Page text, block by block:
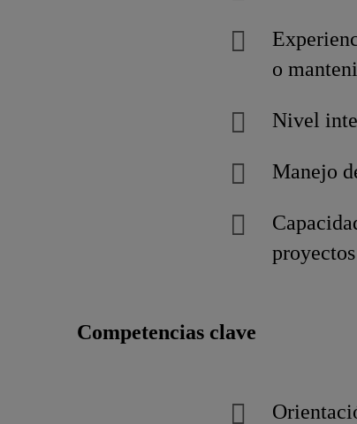
o
Nivel
Manejo
Competencias clave